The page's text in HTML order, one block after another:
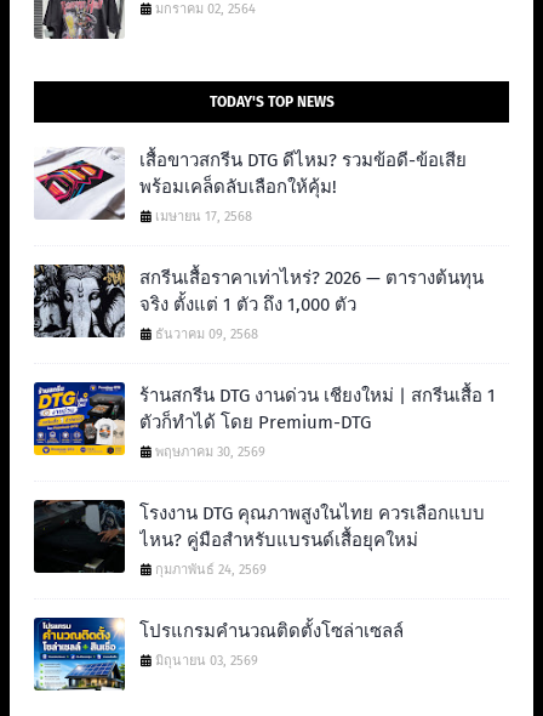
มกราคม 02, 2564
TODAY'S TOP NEWS
เสื้อขาวสกรีน DTG ดีไหม? รวมข้อดี-ข้อเสีย
พร้อมเคล็ดลับเลือกให้คุ้ม!
เมษายน 17, 2568
สกรีนเสื้อราคาเท่าไหร่? 2026 — ตารางต้นทุน
จริง ตั้งแต่ 1 ตัว ถึง 1,000 ตัว
ธันวาคม 09, 2568
ร้านสกรีน DTG งานด่วน เชียงใหม่ | สกรีนเสื้อ 1
ตัวก็ทำได้ โดย Premium-DTG
พฤษภาคม 30, 2569
โรงงาน DTG คุณภาพสูงในไทย ควรเลือกแบบ
ไหน? คู่มือสำหรับแบรนด์เสื้อยุคใหม่
กุมภาพันธ์ 24, 2569
โปรแกรมคำนวณติดตั้งโซล่าเซลล์
มิถุนายน 03, 2569